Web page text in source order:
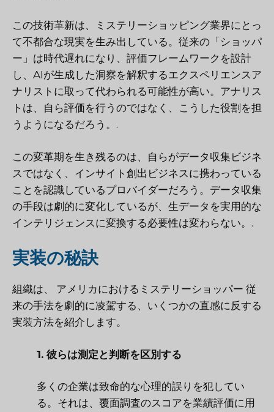
この技術革新は、ミステリーショッピング業界にとっ
て不都合な現実を生み出している。従来の「ショッパ
ー」は時代遅れになり、評価フレームワークを設計
し、AIが生成した洞察を解釈するエクスペリエンスア
ナリストに取って代わられる可能性が高い。アナリス
トは、自ら評価を行うのではなく、こうした役割を担
うようになるだろう。.
この変革期を生き残るのは、自らがデータ収集ビジネ
スではなく、インサイト創出ビジネスに携わっている
ことを認識しているプロバイダーだろう。データ収集
の手段は劇的に変化しているが、生データを実用的な
インテリジェンスに変換する必要性は変わらない。.
実装の秘訣
組織は、 アメリカにおけるミステリーショッパー 従
来の手法を劇的に凌駕する、いくつかの直感に反する
実装方法を紹介します。
1. 彼らは測定と判断を区別する
多くの企業は致命的な心理的誤りを犯してい
る。それは、覆面調査のスコアを業績評価に用